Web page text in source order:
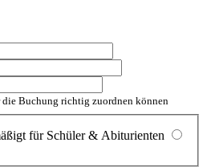
Buchung richtig zuordnen können
für Schüler & Abiturienten